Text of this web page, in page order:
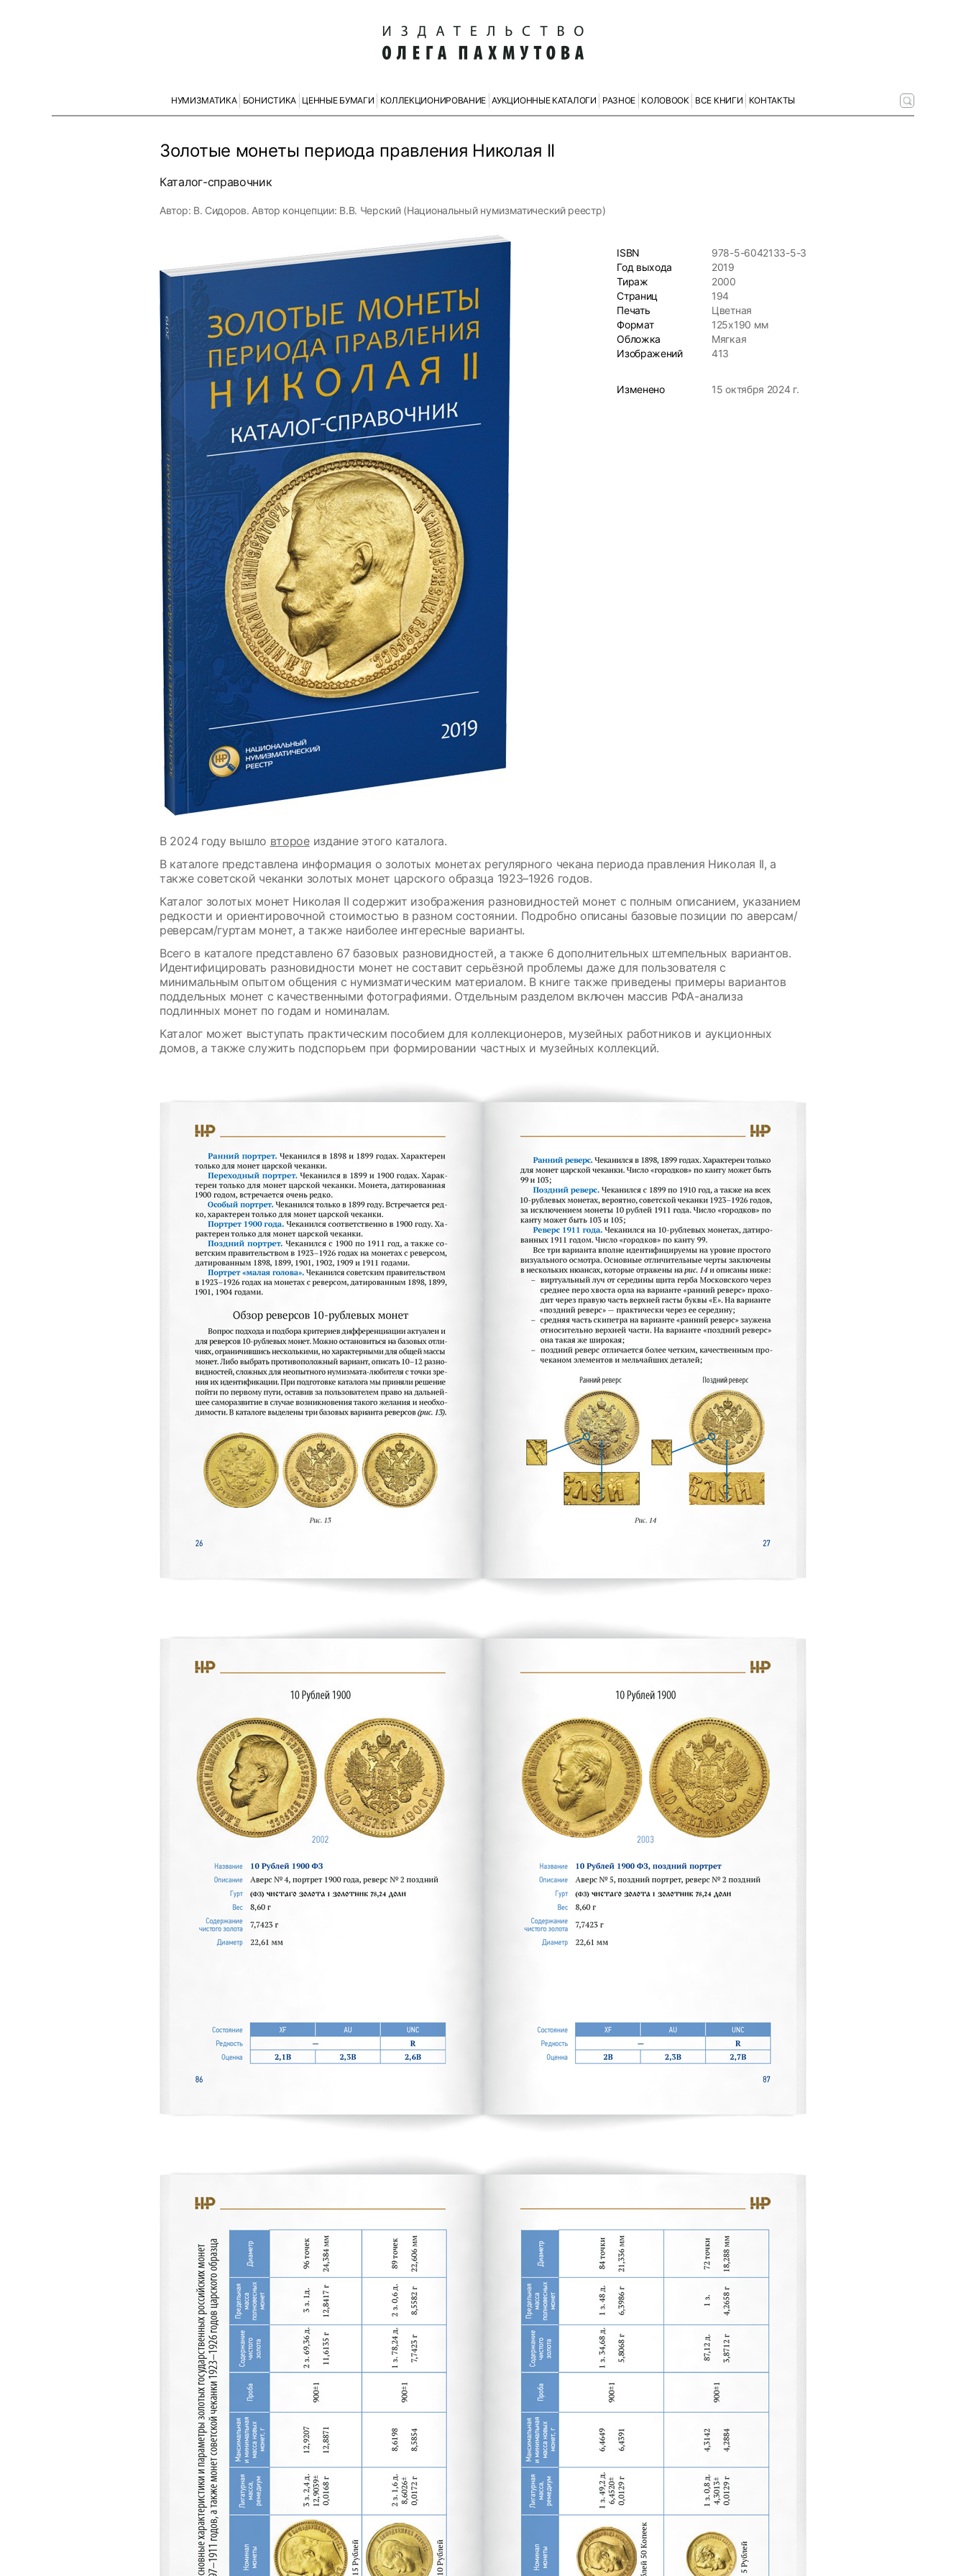
НУМИЗМАТИКА БОНИСТИКА ЦЕННЫЕ БУМАГИ КОЛЛЕКЦИОНИРОВАНИЕ АУКЦИОННЫЕ КАТАЛОГИ РАЗНОЕ КОЛОBOOK ВСЕ КНИГИ КОНТАКТЫ
Золотые монеты периода правления Николая II
Каталог-справочник
Автор: В. Сидоров. Автор концепции: В.В. Черский (Национальный нумизматический реестр)
ISBN
978-5-6042133-5-3
Год выхода
2019
Тираж
2000
Страниц
194
Печать
Цветная
Формат
125x190 мм
Обложка
Мягкая
Изображений
413
Изменено 15 октября 2024 г.
В 2024 году вышло второеиздание этого каталога.
В каталоге представлена информация о золотых монетах регулярного чекана периода правления Николая II, а
также советской чеканки золотых монет царского образца 1923–1926 годов.
Каталог золотых монет Николая II содержит изображения разновидностей монет с полным описанием, указанием
редкости и ориентировочной стоимостью в разном состоянии. Подробно описаны базовые позиции по аверсам/
реверсам/гуртам монет, а также наиболее интересные варианты.
Всего в каталоге представлено 67 базовых разновидностей, а также 6 дополнительных штемпельных вариантов.
Идентифицировать разновидности монет не составит серьёзной проблемы даже для пользователя с
минимальным опытом общения с нумизматическим материалом. В книге также приведены примеры вариантов
поддельных монет с качественными фотографиями. Отдельным разделом включен массив РФА-анализа
подлинных монет по годам и номиналам.
Каталог может выступать практическим пособием для коллекционеров, музейных работников и аукционных
домов, а также служить подспорьем при формировании частных и музейных коллекций.